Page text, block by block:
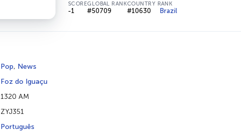
SCORE
-1
GLOBAL RANK
#50709
COUNTRY RANK
#10630 Brazil
Pop, News
Foz do Iguaçu
1320 AM
ZYJ351
Português